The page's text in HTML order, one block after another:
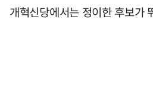
개혁신당에서는 정이한 후보가